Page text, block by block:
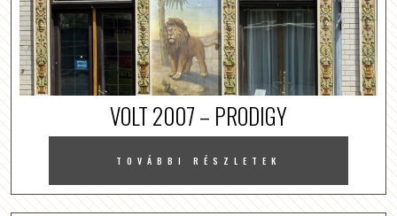
VOLT 2007 – PRODIGY
TOVÁBBI RÉSZLETEK